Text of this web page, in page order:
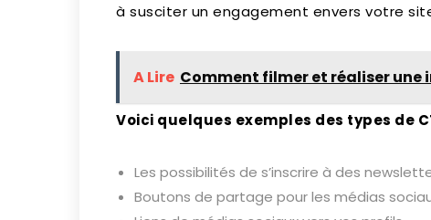
à susciter un engagement envers votre
A Lire Comment filmer et réaliser une
Voici quelques exemples des types de
Les possibilités de s’inscrire à des
Boutons de partage pour les médias